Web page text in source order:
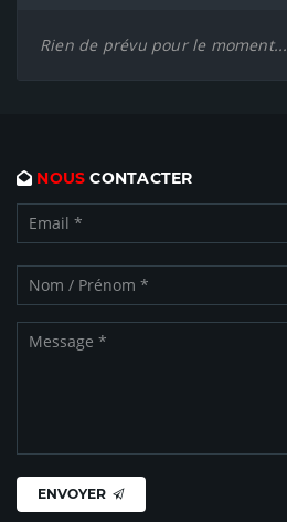
Rien de prévu pour le moment...
NOUS CONTACTER
ENVOYER